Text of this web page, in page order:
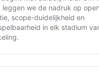
leggen we de nadruk op open
scope-duidelijkheid en
in elk stadium